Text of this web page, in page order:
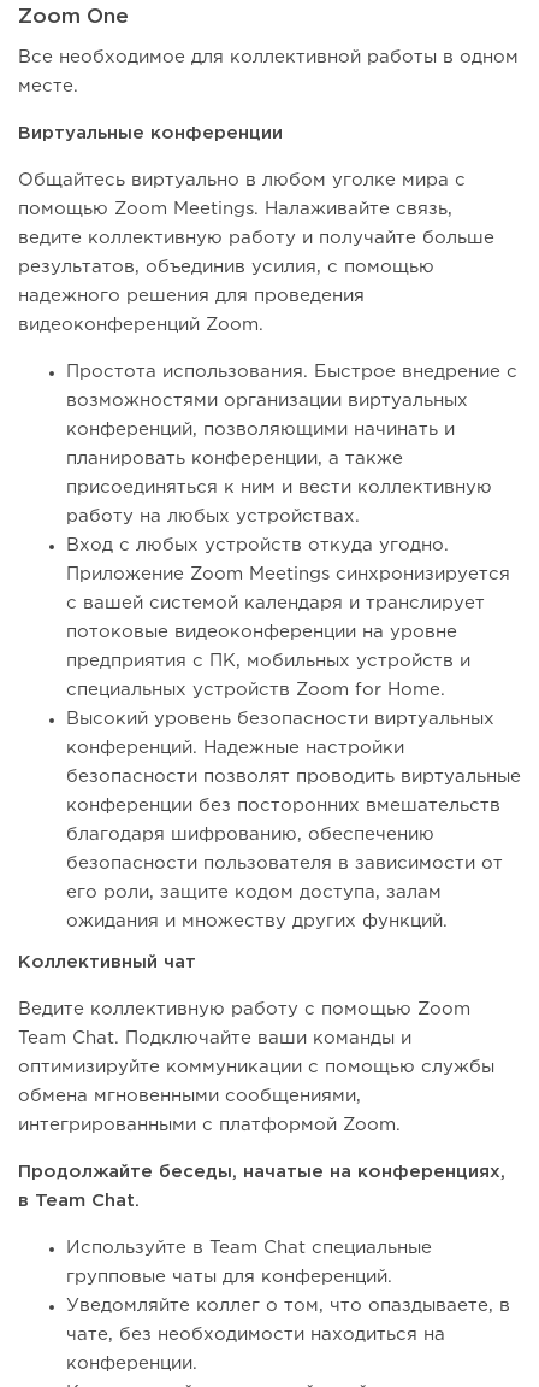
Zoom One
Все необходимое для коллективной работы в одном
месте.
Виртуальные конференции
Общайтесь виртуально в любом уголке мира с
помощью Zoom Meetings. Налаживайте связь,
ведите коллективную работу и получайте больше
результатов, объединив усилия, с помощью
надежного решения для проведения
видеоконференций Zoom.
Простота использования. Быстрое внедрение с
возможностями организации виртуальных
конференций, позволяющими начинать и
планировать конференции, а также
присоединяться к ним и вести коллективную
работу на любых устройствах.
Вход с любых устройств откуда угодно.
Приложение Zoom Meetings синхронизируется
с вашей системой календаря и транслирует
потоковые видеоконференции на уровне
предприятия с ПК, мобильных устройств и
специальных устройств Zoom for Home.
Высокий уровень безопасности виртуальных
конференций. Надежные настройки
безопасности позволят проводить виртуальные
конференции без посторонних вмешательств
благодаря шифрованию, обеспечению
безопасности пользователя в зависимости от
его роли, защите кодом доступа, залам
ожидания и множеству других функций.
Коллективный чат
Ведите коллективную работу с помощью Zoom
Team Chat. Подключайте ваши команды и
оптимизируйте коммуникации с помощью службы
обмена мгновенными сообщениями,
интегрированными с платформой Zoom.
Продолжайте беседы, начатые на конференциях,
в Team Chat.
Используйте в Team Chat специальные
групповые чаты для конференций.
Уведомляйте коллег о том, что опаздываете, в
чате, без необходимости находиться на
конференции.